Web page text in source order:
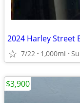
2024 Harley Street
7/22 1,000mi
$3,900